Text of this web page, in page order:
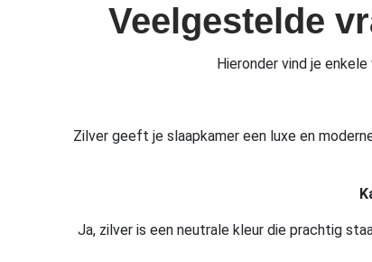
Veelgestelde
Hieronder vind je
Zilver geeft je slaapkamer een luxe en
Ja, zilver is een neutrale kleur die prachtig